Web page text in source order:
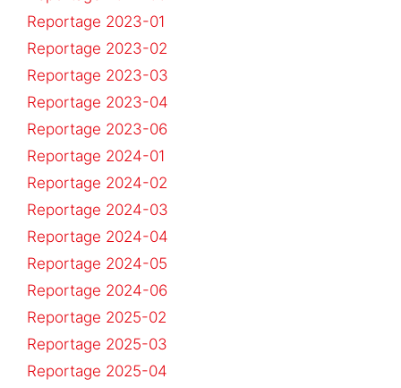
Reportage 2023-01
Reportage 2023-02
Reportage 2023-03
Reportage 2023-04
Reportage 2023-06
Reportage 2024-01
Reportage 2024-02
Reportage 2024-03
Reportage 2024-04
Reportage 2024-05
Reportage 2024-06
Reportage 2025-02
Reportage 2025-03
Reportage 2025-04